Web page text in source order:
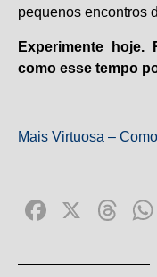
pequenos encontros
Experimente hoje.
como esse tempo
Mais Virtuosa –
X